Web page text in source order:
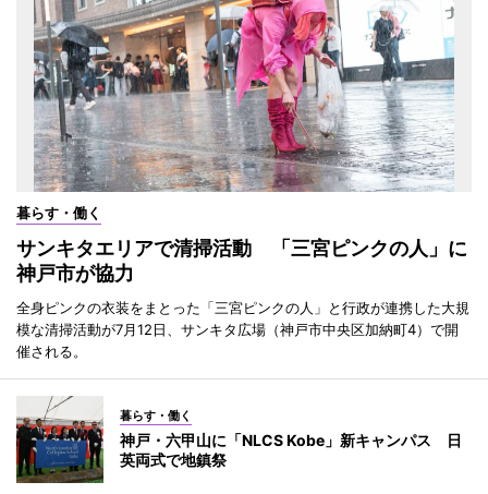
暮らす・働く
サンキタエリアで清掃活動 「三宮ピンクの人」に
神戸市が協力
全身ピンクの衣装をまとった「三宮ピンクの人」と行政が連携した大規
模な清掃活動が7月12日、サンキタ広場（神戸市中央区加納町4）で開
催される。
暮らす・働く
神戸・六甲山に「NLCS Kobe」新キャンパス 日
英両式で地鎮祭